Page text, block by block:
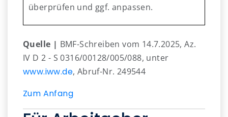
überprüfen und ggf. anpassen.
Quelle | BMF-Schreiben vom 14.7.2025, Az.
IV D 2 - S 0316/00128/005/088, unter
www.iww.de, Abruf-Nr. 249544
Zum Anfang